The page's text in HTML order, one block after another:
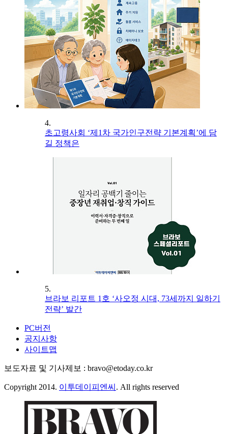
4.
초고령사회 ‘제1차 국가인구전략 기본계획’에 담
길 정책은
5.
브라보 리포트 1호 ‘사오정 시대, 73세까지 일하기
전략’ 발간
PC버전
공지사항
사이트맵
보도자료 및 기사제보 : bravo@etoday.co.kr
Copyright 2014. 이투데이피엔씨 . All rights reserved